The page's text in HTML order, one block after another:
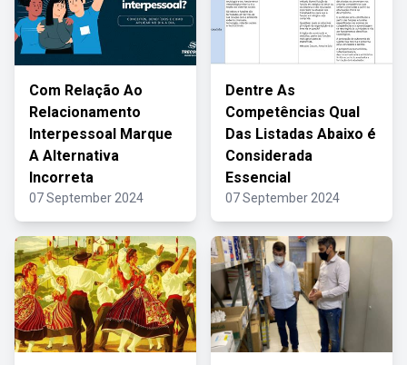
Com Relação Ao
Relacionamento
Interpessoal Marque
A Alternativa
Incorreta
07 September 2024
Dentre As
Competências Qual
Das Listadas Abaixo é
Considerada
Essencial
07 September 2024